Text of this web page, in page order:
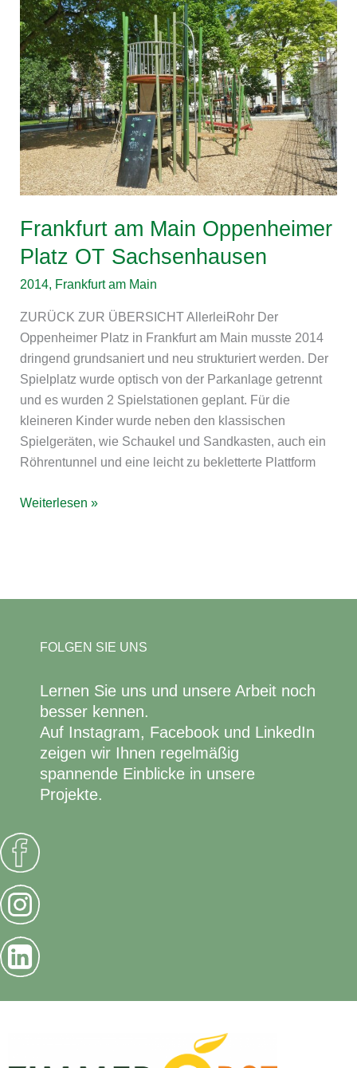
Frankfurt am Main Oppenheimer
Platz OT Sachsenhausen
2014, Frankfurt am Main
ZURÜCK ZUR ÜBERSICHT AllerleiRohr Der
Oppenheimer Platz in Frankfurt am Main musste 2014
dringend grundsaniert und neu strukturiert werden. Der
Spielplatz wurde optisch von der Parkanlage getrennt
und es wurden 2 Spielstationen geplant. Für die
kleineren Kinder wurde neben den klassischen
Spielgeräten, wie Schaukel und Sandkasten, auch ein
Röhrentunnel und eine leicht zu bekletterte Plattform
am
Main
Oppenheimer
Platz
OT
Sachsenhausen
Weiterlesen »
FOLGEN SIE UNS
Lernen Sie uns und unsere Arbeit noch
besser kennen.
Auf Instagram, Facebook und LinkedIn
zeigen wir Ihnen regelmäßig
spannende Einblicke in unsere
Projekte.